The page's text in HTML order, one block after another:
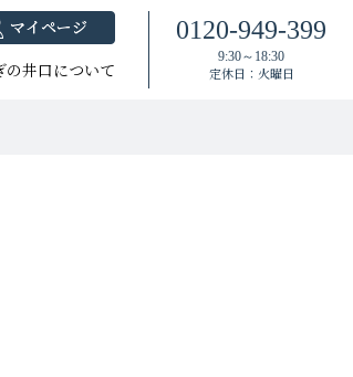
90g以上）
90g以上）
の井口について
0120-949-399
9:30～18:30
定休日：火曜日